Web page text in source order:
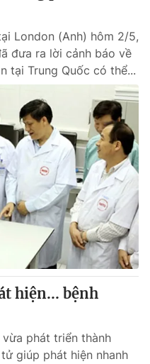
London (Anh) hôm 2/5,
đưa ra lời cảnh báo về
tại Trung Quốc có thể...
hiện... bệnh
phát triển thành
giúp phát hiện nhanh